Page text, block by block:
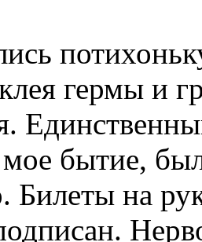
гермы и
бытие,
Билеты на